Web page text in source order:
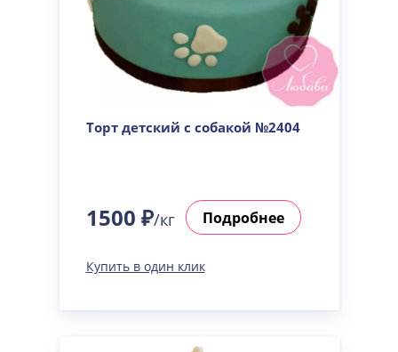
Торт детский с собакой №2404
1500 ₽/кг Подробнее
Купить в один клик